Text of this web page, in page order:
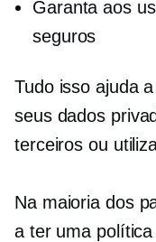
Garanta aos
seguros
Tudo isso ajuda
seus dados
terceiros ou
Na maioria dos
a ter uma